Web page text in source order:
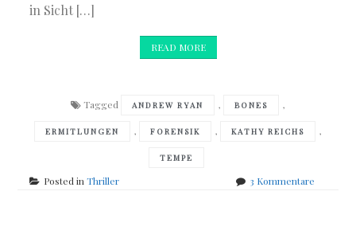
in Sicht […]
READ MORE
Tagged ANDREW RYAN , BONES ,
ERMITLUNGEN , FORENSIK , KATHY REICHS ,
TEMPE
Posted inThriller 3 Kommentarezu